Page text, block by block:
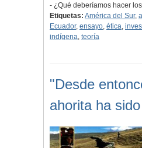
- ¿Qué deberíamos hacer
Etiquetas: América del Sur,
Ecuador, ensayo, ética,
indígena, teoría
"Desde
ahorita ha